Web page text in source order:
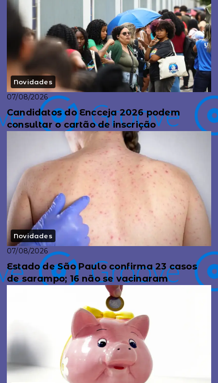
Novidades
07/08/2026
Candidatos do Encceja 2026 podem
consultar o cartão de inscrição
Novidades
07/08/2026
Estado de São Paulo confirma 23 casos
de sarampo; 16 não se vacinaram